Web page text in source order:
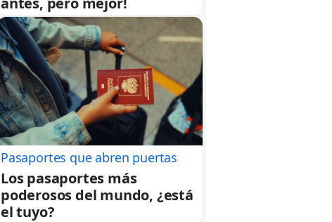
Pasaportes que abren puertas
Los pasaportes más
poderosos del mundo, ¿está
el tuyo?